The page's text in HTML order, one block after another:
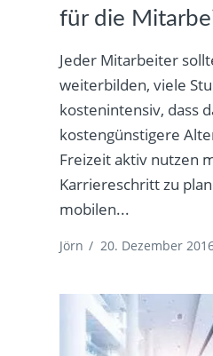
für die
Jeder Mitarbeiter
weiterbilden, viele
kostenintensiv, dass
kostengünstigere
Freizeit aktiv nutzen
Karriereschritt zu
mobilen...
Jörn / 20. Dezember